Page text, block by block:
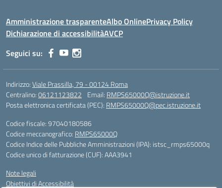
Amministrazione trasparenteAlbo OnlinePrivacy Policy
Dichiarazione di accessibilitàAVCP
Seguici su:
Indirizzo:Viale Prassilla, 79 - 00124 Roma
Centralino:06121123822 Email: RMPS65000Q@istruzione.it
Posta elettronica certificata (PEC): RMPS65000Q@pec.istruzione.it
Codice fiscale: 97040180586
Codice meccanografico: RMPS65000Q
Codice Indice delle Pubbliche Amministrazioni (IPA): istsc_rmps65000q
Codice unico di fatturazione (CUF): AAA3941
Note legali
Obiettivi di Accessibilità